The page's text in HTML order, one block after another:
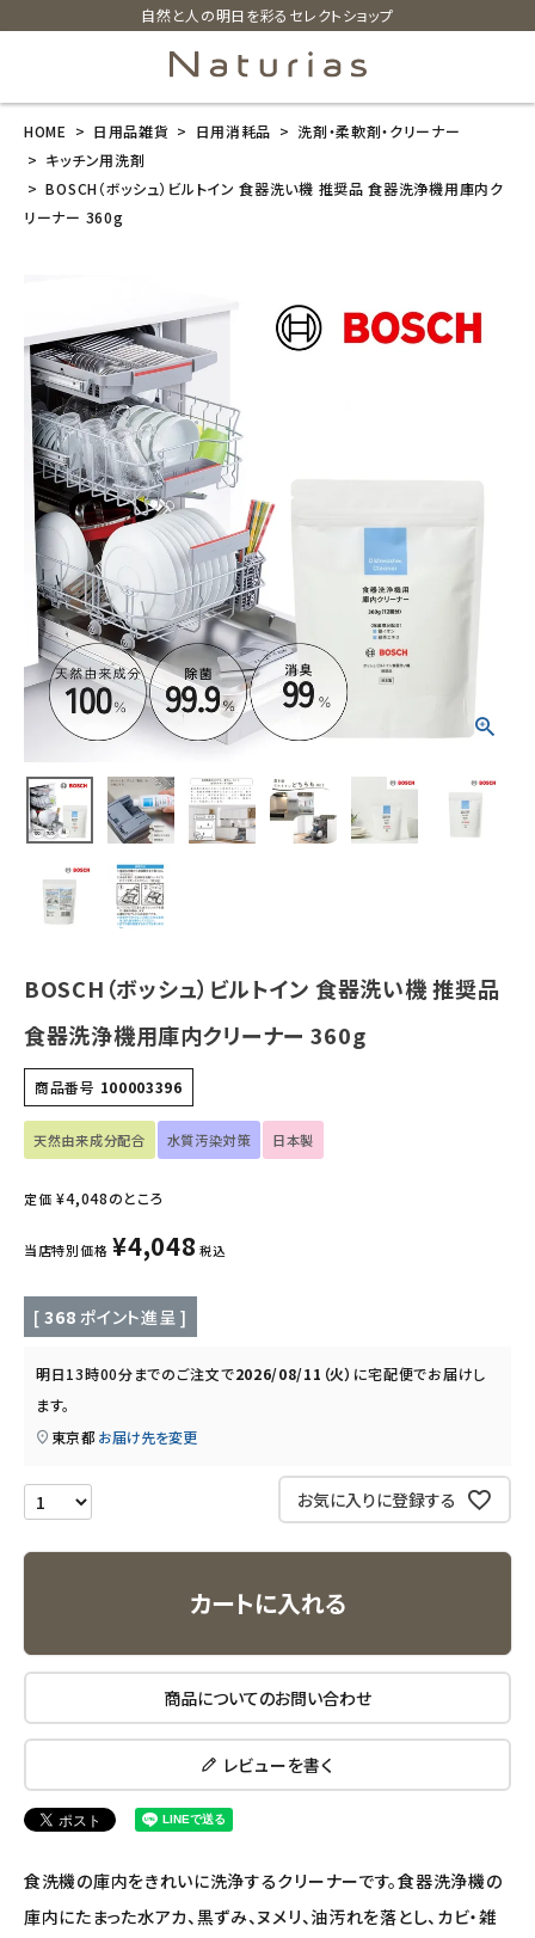
自然と人の明日を彩るセレクトショップ
BOSCH（ボッ
シュ）ビルトイ
ン 食器洗い機
推奨品 食器洗
浄機用庫内ク
リーナー 360g
4,048 (税込)
ホーム
新商品
美容・コスメ・香水
衛生用品
日用品雑貨
フェムケア
インナー・下着・ナイトウェア
キッズ・ベビー・マタニティ
フード・ドリンク
ブランド
オリジナルブランド
ナチュラムーン
アルマウィン
アルモニベルツ
ご利用ガイド等
HOME 日用品雑貨 日用消耗品
洗剤・柔軟剤・クリーナー
キッチン用洗剤
BOSCH（ボッシュ）ビルトイン 食器洗い機 推奨品 食器洗浄機用庫内ク
リーナー 360g
BOSCH（ボッシュ）ビルトイン 食器洗い機 推奨品
食器洗浄機用庫内クリーナー 360g
商品番号 100003396
天然由来成分配合 水質汚染対策 日本製
定価 ¥4,048のところ
当店特別価格 ¥4,048 税込
[ 368 ポイント進呈 ]
明日13時00分までのご注文で2026/08/11（火） に宅配便でお届けし
ます。
東京都 お届け先を変更
お気に入りに登録する
カートに入れる
商品についてのお問い合わせ
レビューを書く
食洗機の庫内をきれいに洗浄するクリーナーです。食器洗浄機の
庫内にたまった水アカ、黒ずみ、ヌメリ、油汚れを落とし、カビ・雑